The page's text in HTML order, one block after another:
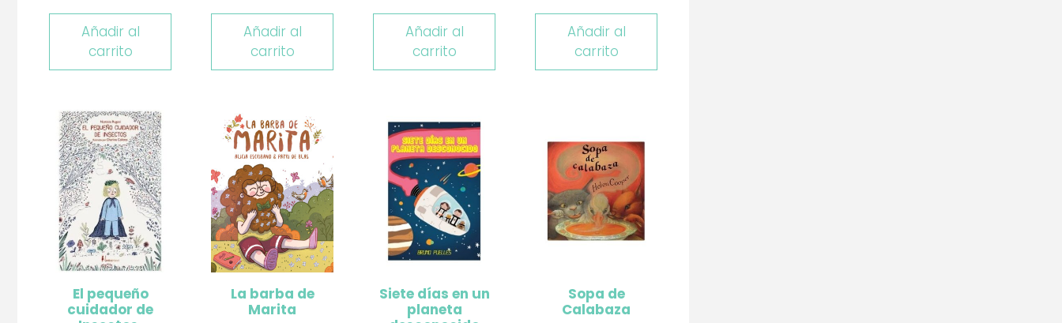
Añadir al
carrito
Añadir al
carrito
Añadir al
carrito
Añadir al
carrito
El pequeño
cuidador de
La barba de
Marita
Siete días en un
planeta
Sopa de
Calabaza